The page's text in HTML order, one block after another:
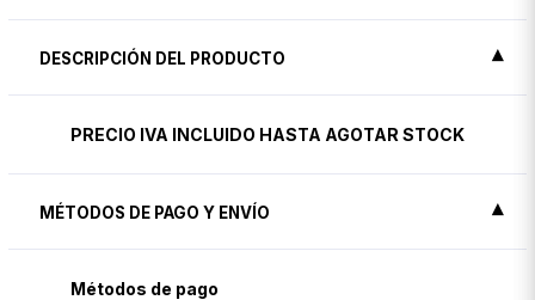
DESCRIPCIÓN DEL PRODUCTO
PRECIO IVA INCLUIDO HASTA AGOTAR STOCK
MÉTODOS DE PAGO Y ENVÍO
Métodos de pago